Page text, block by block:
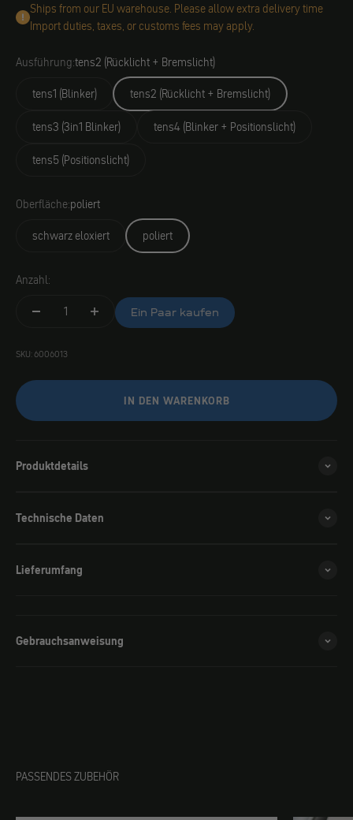
Ships from our EU warehouse. Please allow extra delivery time
Import duties, taxes, or customs fees may apply.
Ausführung:tens2 (Rücklicht + Bremslicht)
tens1 (Blinker)
tens2 (Rücklicht + Bremslicht)
tens3 (3in1 Blinker) tens4 (Blinker + Positionslicht)
tens5 (Positionslicht)
Oberfläche:poliert
schwarz eloxiert
poliert
Anzahl:
Ein Paar kaufen
SKU: 6006013
IN DEN WARENKORB
Produktdetails
Technische Daten
Lieferumfang
Gebrauchsanweisung
PASSENDES ZUBEHÖR